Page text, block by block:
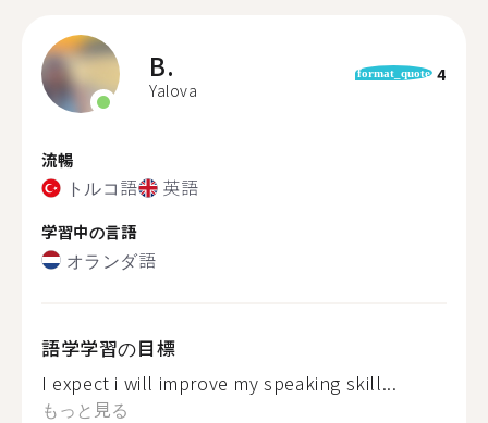
B.
Yalova
format_quote 4
流暢
トルコ語 英語
学習中の言語
オランダ語
語学学習の目標
I expect i will improve my speaking skill...
もっと見る